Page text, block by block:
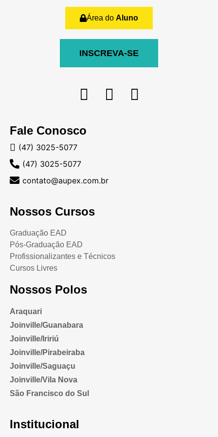
Fale Conosco
(47) 3025-5077
(47) 3025-5077
contato@aupex.com.br
Nossos Cursos
Graduação EAD
Pós-Graduação EAD
Profissionalizantes e Técnicos
Cursos Livres
Nossos Polos
Araquari
Joinville/Guanabara
Joinville/Iririú
Joinville/Pirabeiraba
Joinville/Saguaçu
Joinville/Vila Nova
São Francisco do Sul
Institucional
Área do Aluno
INSCREVA-SE